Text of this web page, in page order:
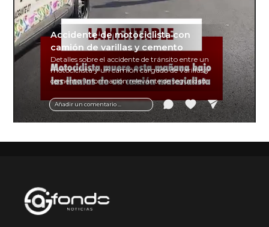
Añadir un comentario ...
Accidente de motociclista con
camión de varillas y cemento
Detalles sobre el accidente de tránsito entre un
motociclista y un camión cargado de varillas y
cemento. Información relevante de seguridad
vial y recomendaciones para motociclistas.